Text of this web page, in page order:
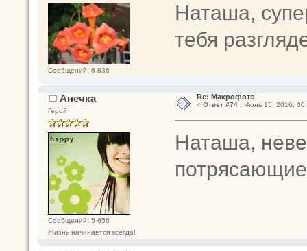
Сообщений: 6 836
Наташа,
тебя
Анечка
Герой
Сообщений: 5 656
Жизнь начинается всегда!
Re: Макрофото
« Ответ #74 :Июнь 15, 2016,
Наташа,